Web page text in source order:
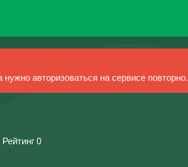
авторизоваться на сервисе повторно.
0